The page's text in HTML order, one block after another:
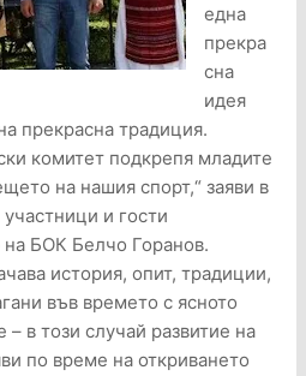
една
прекра
сна
идея
прекрасна традиция.
комитет подкрепя младите
на нашия спорт,“ заяви в
и гости
на БОК Белчо Горанов.
история, опит, традиции,
във времето с ясното
– в този случай развитие на
по време на откриването